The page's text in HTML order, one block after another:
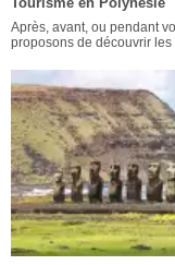
Après, avant, ou pendant
proposons de découvrir les